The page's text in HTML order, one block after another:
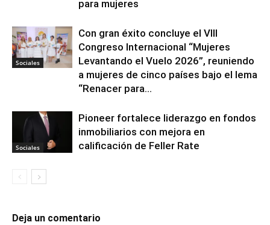
para mujeres
Sociales
Con gran éxito concluye el VIII
Congreso Internacional “Mujeres
Levantando el Vuelo 2026”, reuniendo
a mujeres de cinco países bajo el lema
“Renacer para...
Sociales
Pioneer fortalece liderazgo en fondos
inmobiliarios con mejora en
calificación de Feller Rate
Deja un comentario